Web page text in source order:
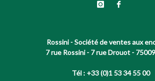
Rossini - Société de ventes aux
7 rue Rossini - 7 rue Drouot -
Tél : +33 (0)1 53 34 55 00